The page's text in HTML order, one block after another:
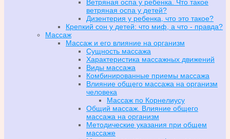
Ветряная оспа у ребенка. Что такое
ветряная оспа у детей?
Дизентерия у ребенка, что это такое?
Крепкий сон у детей: что миф, а что - правда?
Массаж
Массаж и его влияние на организм
Сущность массажа
Характеристика массажных движений
Виды массажа
Комбинированные приемы массажа
Влияние общего массажа на организм
человека
Массаж по Корнелиусу
Общий массаж. Влияние общего
массажа на организм
Методические указания при общем
массаже